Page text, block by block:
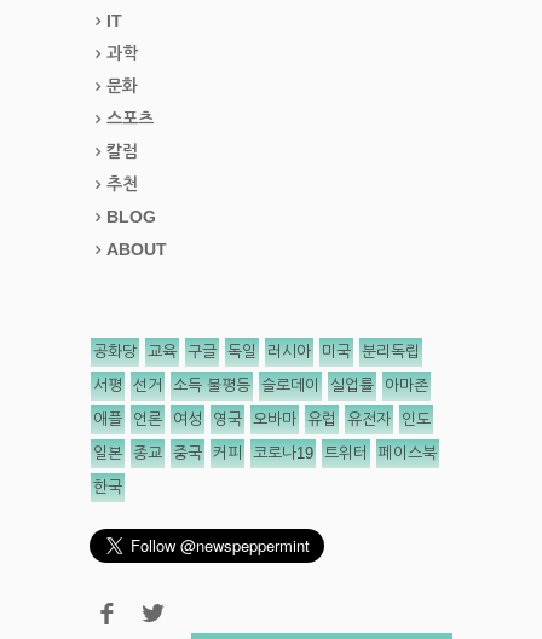
IT
과학
문화
스포츠
칼럼
추천
BLOG
ABOUT
공화당 교육 구글 독일 러시아 미국 분리독립
서평 선거 소득 불평등 슬로데이 실업률 아마존
애플 언론 여성 영국 오바마 유럽 유전자 인도
일본 종교 중국 커피 코로나19 트위터 페이스북
한국